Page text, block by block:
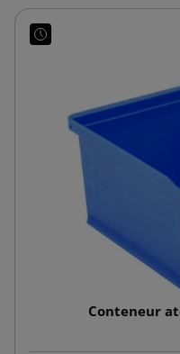
Conteneur